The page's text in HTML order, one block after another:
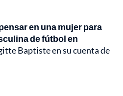
en una mujer para
de fútbol en
Baptiste en su cuenta de